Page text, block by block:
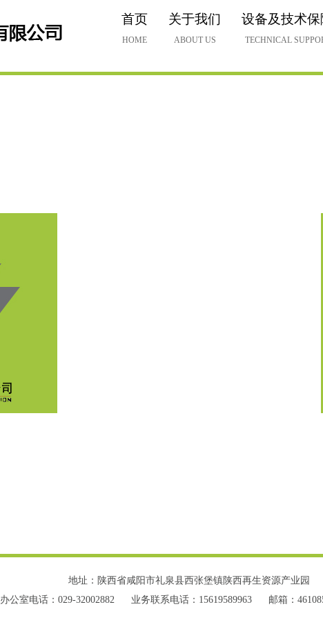
首页
HOME
关于我们
ABOUT US
设备及技术保
TECHNICAL
地址：陕西省咸阳市礼泉县西张堡镇陕西再生资源产业园
办公室电话：029-32002882
业务联系电话：15619589963 邮箱：